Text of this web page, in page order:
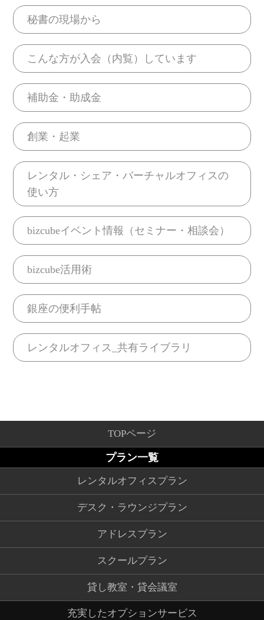
秘書の現場から
こんな方が入会（内覧）しています
補助金・助成金
創業・起業
レンタル・シェア・バーチャルオフィスの
使い方
bizcubeイベント情報（セミナー・相談会）
bizcube活用術
銀座の便利手帖
レンタルオフィス_共有ライブラリ
TOPページ
プラン一覧
レンタルオフィスプラン
デスク・ラウンジプラン
アドレスプラン
スクールプラン
貸し教室・貸会議室
充実したオプションサービス